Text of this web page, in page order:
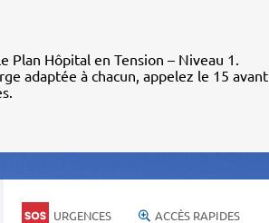
Plan Hôpital en Tension – Niveau 1.
adaptée à chacun, appelez le 15 avant
URGENCES ACCÈS RAPIDES